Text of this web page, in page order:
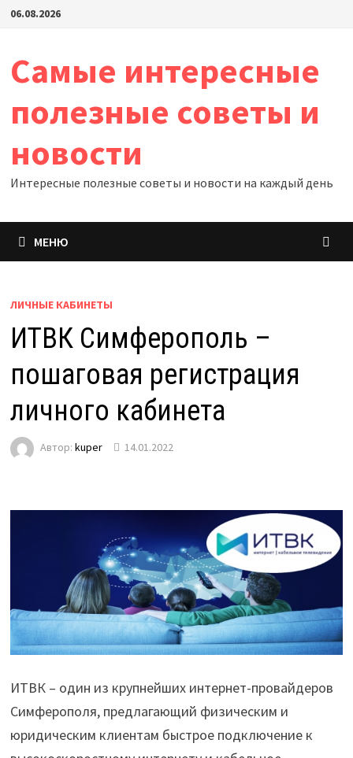
Перейти
06.08.2026
Самые интересные
полезные советы и
новости
Интересные полезные советы и новости на каждый день
МЕНЮ
ЛИЧНЫЕ КАБИНЕТЫ
ИТВК Симферополь –
пошаговая регистрация
личного кабинета
Автор: kuper 14.01.2022
ИТВК – один из крупнейших интернет-провайдеров
Симферополя, предлагающий физическим и
юридическим клиентам быстрое подключение к